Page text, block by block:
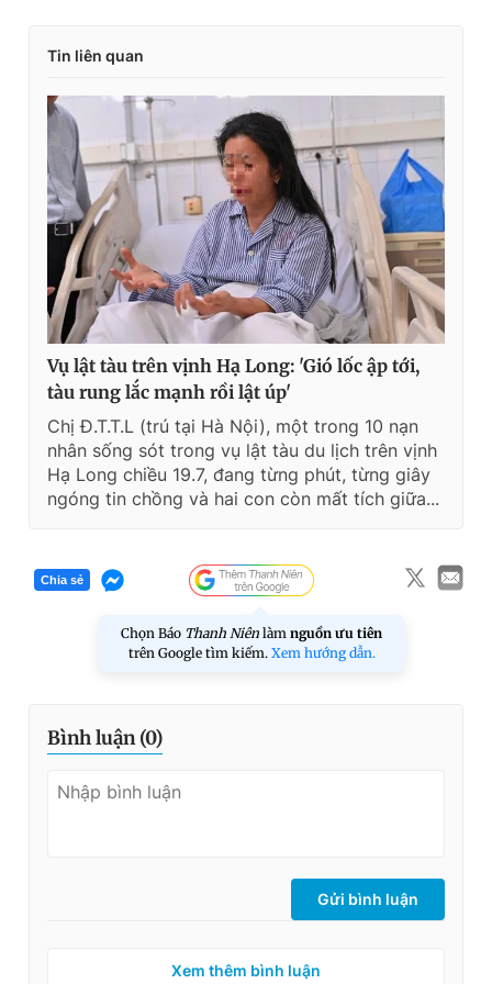
Tin liên quan
Vụ lật tàu trên vịnh Hạ Long: 'Gió lốc ập tới,
tàu rung lắc mạnh rồi lật úp'
Chị Đ.T.T.L (trú tại Hà Nội), một trong 10 nạn
nhân sống sót trong vụ lật tàu du lịch trên vịnh
Hạ Long chiều 19.7, đang từng phút, từng giây
ngóng tin chồng và hai con còn mất tích giữa...
Chia sẻ
Chọn Báo Thanh Niên làm nguồn ưu tiên
trên Google tìm kiếm. Xem hướng dẫn.
Bình luận (0)
Gửi bình luận
Xem thêm bình luận